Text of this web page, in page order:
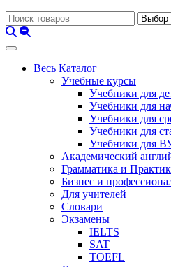
Весь Каталог
Учебные курсы
Учебники для
Учебники для
Учебники для
Учебники для
Учебники для
Академический
Грамматика и
Бизнес и
Для учителей
Словари
Экзамены
IELTS
SAT
TOEFL